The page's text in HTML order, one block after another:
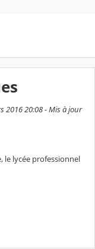
2016 20:08 - Mis à jour
le lycée professionnel